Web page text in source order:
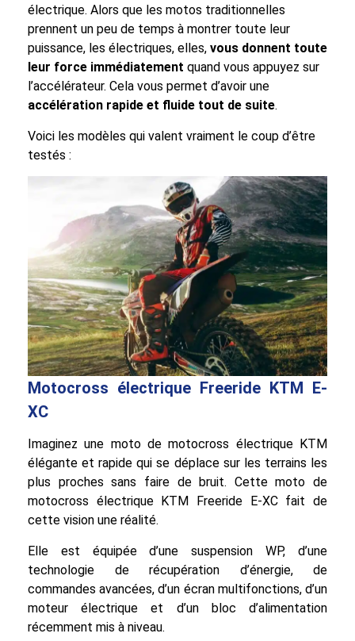
électrique. Alors que les motos traditionnelles
prennent un peu de temps à montrer toute leur
puissance, les électriques, elles, vous donnent toute
leur force immédiatement quand vous appuyez sur
l’accélérateur. Cela vous permet d’avoir une
accélération rapide et fluide tout de suite.
Voici les modèles qui valent vraiment le coup d’être
testés :
Motocross électrique Freeride KTM E-
XC
Imaginez une moto de motocross électrique KTM
élégante et rapide qui se déplace sur les terrains les
plus proches sans faire de bruit. Cette moto de
motocross électrique KTM Freeride E-XC fait de
cette vision une réalité.
Elle est équipée d’une suspension WP, d’une
technologie de récupération d’énergie, de
commandes avancées, d’un écran multifonctions, d’un
moteur électrique et d’un bloc d’alimentation
récemment mis à niveau.